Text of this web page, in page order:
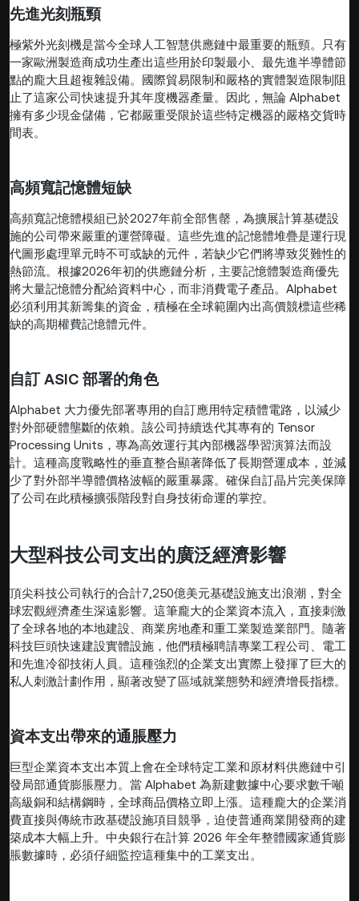
先進光刻瓶頸
極紫外光刻機是當今全球人工智慧供應鏈中最重要的瓶頸。只有
一家歐洲製造商成功生產出這些用於印製最小、最先進半導體節
點的龐大且超複雜設備。國際貿易限制和嚴格的實體製造限制阻
止了這家公司快速提升其年度機器產量。因此，無論 Alphabet
擁有多少現金儲備，它都嚴重受限於這些特定機器的嚴格交貨時
間表。
高頻寬記憶體短缺
高頻寬記憶體模組已於2027年前全部售罄，為擴展計算基礎設
施的公司帶來嚴重的運營障礙。這些先進的記憶體堆疊是運行現
代圖形處理單元時不可或缺的元件，若缺少它們將導致災難性的
熱節流。根據2026年初的供應鏈分析，主要記憶體製造商優先
將大量記憶體分配給資料中心，而非消費電子產品。Alphabet
必須利用其新籌集的資金，積極在全球範圍內出高價競標這些稀
缺的高期權費記憶體元件。
自訂 ASIC 部署的角色
Alphabet 大力優先部署專用的自訂應用特定積體電路，以減少
對外部硬體壟斷的依賴。該公司持續迭代其專有的 Tensor
Processing Units，專為高效運行其內部機器學習演算法而設
計。這種高度戰略性的垂直整合顯著降低了長期營運成本，並減
少了對外部半導體價格波幅的嚴重暴露。確保自訂晶片完美保障
了公司在此積極擴張階段對自身技術命運的掌控。
大型科技公司支出的廣泛經濟影響
頂尖科技公司執行的合計7,250億美元基礎設施支出浪潮，對全
球宏觀經濟產生深遠影響。這筆龐大的企業資本流入，直接刺激
了全球各地的本地建設、商業房地產和重工業製造業部門。隨著
科技巨頭快速建設實體設施，他們積極聘請專業工程公司、電工
和先進冷卻技術人員。這種強烈的企業支出實際上發揮了巨大的
私人刺激計劃作用，顯著改變了區域就業態勢和經濟增長指標。
資本支出帶來的通脹壓力
巨型企業資本支出本質上會在全球特定工業和原材料供應鏈中引
發局部通貨膨脹壓力。當 Alphabet 為新建數據中心要求數千噸
高級銅和結構鋼時，全球商品價格立即上漲。這種龐大的企業消
費直接與傳統市政基礎設施項目競爭，迫使普通商業開發商的建
築成本大幅上升。中央銀行在計算 2026 年全年整體國家通貨膨
脹數據時，必須仔細監控這種集中的工業支出。